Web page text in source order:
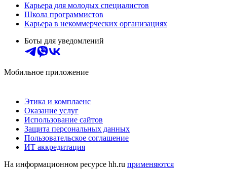
Карьера для молодых специалистов
Школа программистов
Карьера в некоммерческих организациях
Боты для уведомлений
Мобильное приложение
Этика и комплаенс
Оказание услуг
Использование сайтов
Защита персональных данных
Пользовательское соглашение
ИТ аккредитация
На информационном ресурсе hh.ru применяются